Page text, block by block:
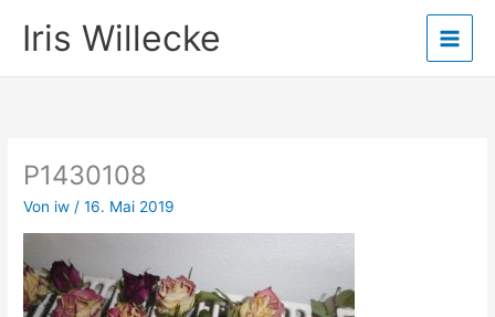
InhaltIris Willecke
P1430108
Von iw /16. Mai 2019